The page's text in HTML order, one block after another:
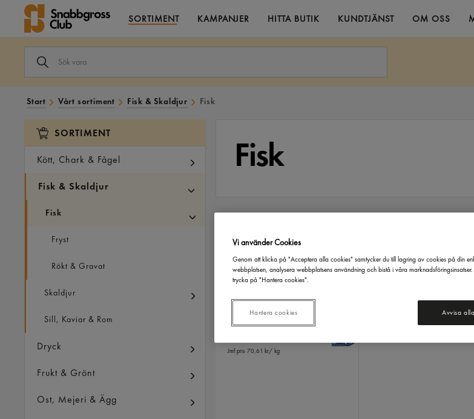
SORTIMENT KAMPANJER HITTA BUTIK KUNDTJÄNST OM OSS
VARA
Start Vårt sortiment Fisk & Skaldjur Fisk
SORTIMENT
Kött, Chark & Fågel
Fisk & Skaldjur
Fisk
Fryst
Rökt & Gravat
Skaldjur
Sill, Kaviar & Rom
Dryck
Frukt & Grönt
Ost, Mejeri & Ägg
Fisk
Gastrino1,8kg
381,28 kr/låda
Jmf.pris 70,61 kr/ kg
Vi använder Cookies
Genom att klicka på "Acceptera alla cookies" samtycker du till lagring av cookies på din
webbplatsen, analysera webbplatsens användning och bistå i våra
trycka på "Hantera cookies".
Avvisa alla
Hantera cookies